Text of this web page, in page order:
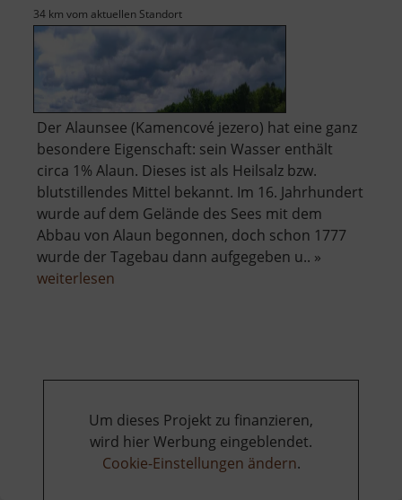
34 km vom aktuellen Standort
Der Alaunsee (Kamencové jezero) hat eine ganz
besondere Eigenschaft: sein Wasser enthält
circa 1% Alaun. Dieses ist als Heilsalz bzw.
blutstillendes Mittel bekannt. Im 16. Jahrhundert
wurde auf dem Gelände des Sees mit dem
Abbau von Alaun begonnen, doch schon 1777
wurde der Tagebau dann aufgegeben u.. »
weiterlesen
Um dieses Projekt zu finanzieren,
wird hier Werbung eingeblendet.
Cookie-Einstellungen ändern.